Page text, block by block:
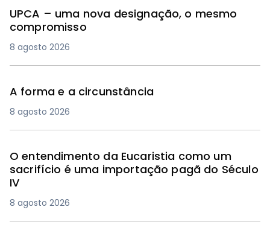
UPCA – uma nova designação, o mesmo
compromisso
8 agosto 2026
A forma e a circunstância
8 agosto 2026
O entendimento da Eucaristia como um
sacrifício é uma importação pagã do Século
IV
8 agosto 2026